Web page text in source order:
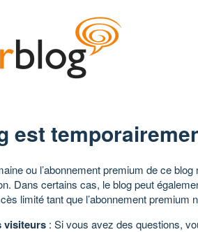
est
ou l’abonnement premium de ce
Dans certains cas, le blog peut
limité tant que l’abonnement premium
visiteurs : Si vous avez des questions,